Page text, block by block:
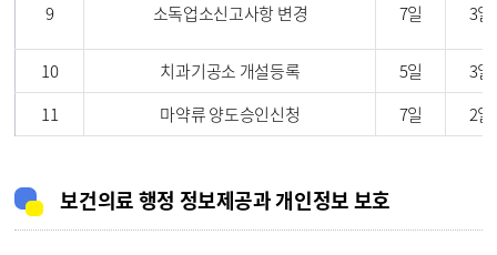
9 소독업소신고사항 변경 7일 3일
10 치과기공소 개설등록 5일
3일
11
마약류 양도승인신청 7일 2일
보건의료 행정 정보제공과 개인정보 보호